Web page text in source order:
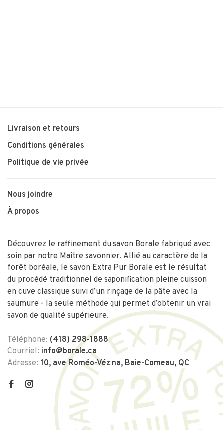
Livraison et retours
Conditions générales
Politique de vie privée
Nous joindre
À propos
Découvrez le raffinement du savon Borale fabriqué avec
soin par notre Maître savonnier. Allié au caractère de la
forêt boréale, le savon Extra Pur Borale est le résultat
du procédé traditionnel de saponification pleine cuisson
en cuve classique suivi d’un rinçage de la pâte avec la
saumure - la seule méthode qui permet d’obtenir un vrai
savon de qualité supérieure.
Téléphone: (418) 298-1888
Courriel: info@borale.ca
Adresse: 10, ave Roméo-Vézina, Baie-Comeau, QC